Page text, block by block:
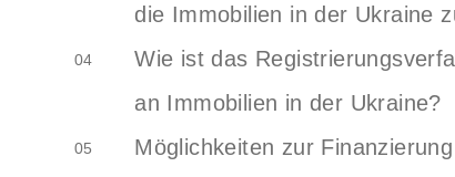
die Immobilien in der Ukraine
04
Wie ist das
an Immobilien in der Ukraine?
05
Möglichkeiten zur